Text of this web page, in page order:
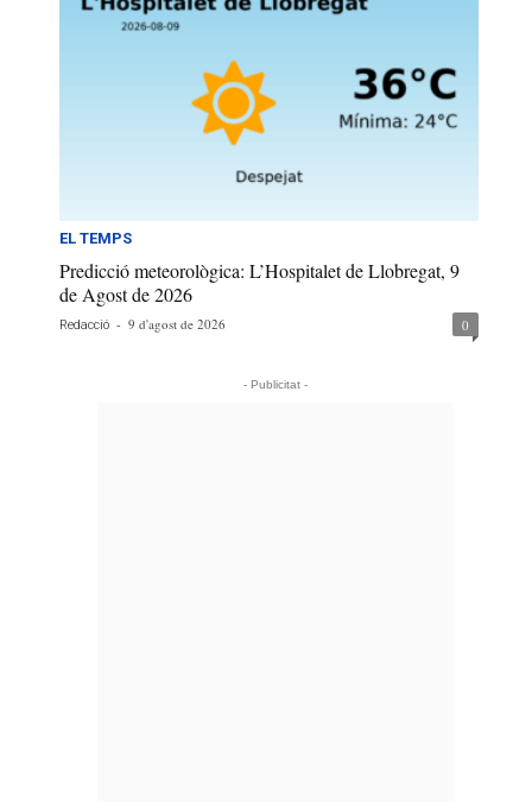
EL TEMPS
Predicció meteorològica: L’Hospitalet de Llobregat, 9
de Agost de 2026
Redacció - 9 d'agost de 2026 0
- Publicitat -